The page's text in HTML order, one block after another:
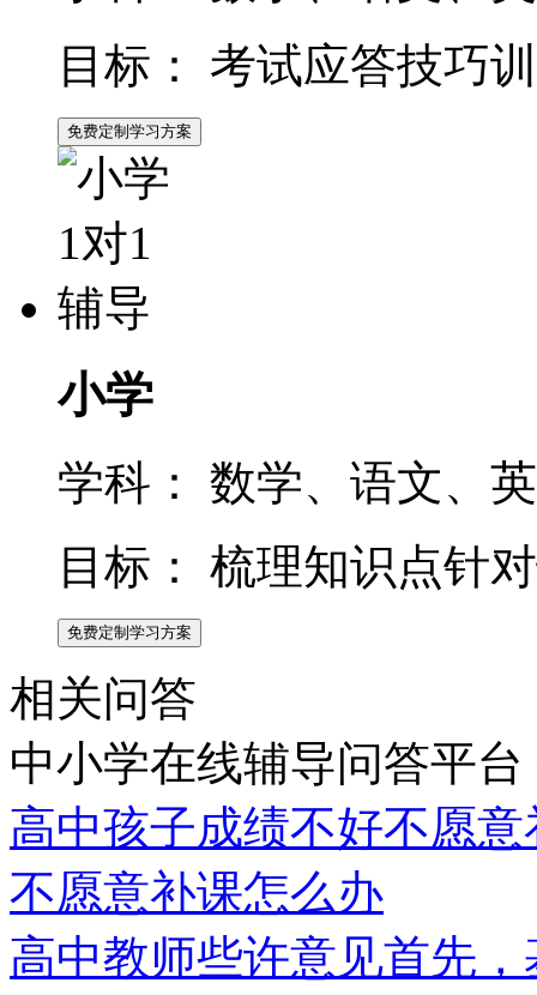
目标：
考试应答技巧
免费定制学习方案
小学
学科：
数学、语文、
目标：
梳理知识点针
免费定制学习方案
相关问答
中小学在线辅导问答平
高中孩子成绩不好不愿
不愿意补课怎么办
高中教师些许意见首先